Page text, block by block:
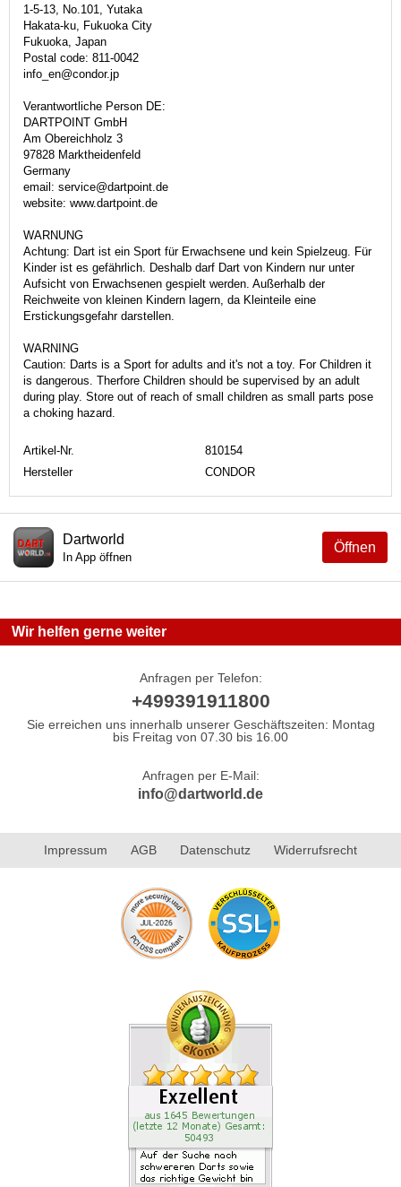
1-5-13, No.101, Yutaka
Hakata-ku, Fukuoka City
Fukuoka, Japan
Postal code: 811-0042
info_en@condor.jp
Verantwortliche Person DE:
DARTPOINT GmbH
Am Obereichholz 3
97828 Marktheidenfeld
Germany
email: service@dartpoint.de
website: www.dartpoint.de
WARNUNG
Achtung: Dart ist ein Sport für Erwachsene und kein Spielzeug. Für
Kinder ist es gefährlich. Deshalb darf Dart von Kindern nur unter
Aufsicht von Erwachsenen gespielt werden. Außerhalb der
Reichweite von kleinen Kindern lagern, da Kleinteile eine
Erstickungsgefahr darstellen.
WARNING
Caution: Darts is a Sport for adults and it's not a toy. For Children it
is dangerous. Therfore Children should be supervised by an adult
during play. Store out of reach of small children as small parts pose
a choking hazard.
Artikel-Nr.
810154
Hersteller
CONDOR
Öffnen
Dartworld
In App öffnen
Wir helfen gerne weiter
Anfragen per Telefon:
+499391911800
Sie erreichen uns innerhalb unserer Geschäftszeiten: Montag
bis Freitag von 07.30 bis 16.00
Anfragen per E-Mail:
info@dartworld.de
Impressum AGB Datenschutz Widerrufsrecht